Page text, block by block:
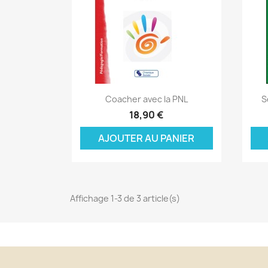
Aperçu rapide
Coacher avec la PNL
18,90 €
AJOUTER AU PANIER
Affichage 1-3 de 3 article(s)